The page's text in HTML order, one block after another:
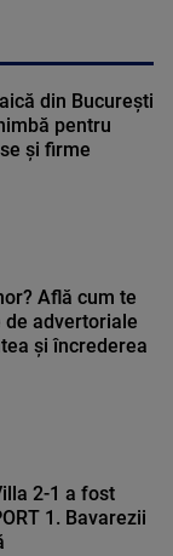
din București
pentru
și firme
Află cum te
advertoriale
și încrederea
2-1 a fost
1. Bavarezii